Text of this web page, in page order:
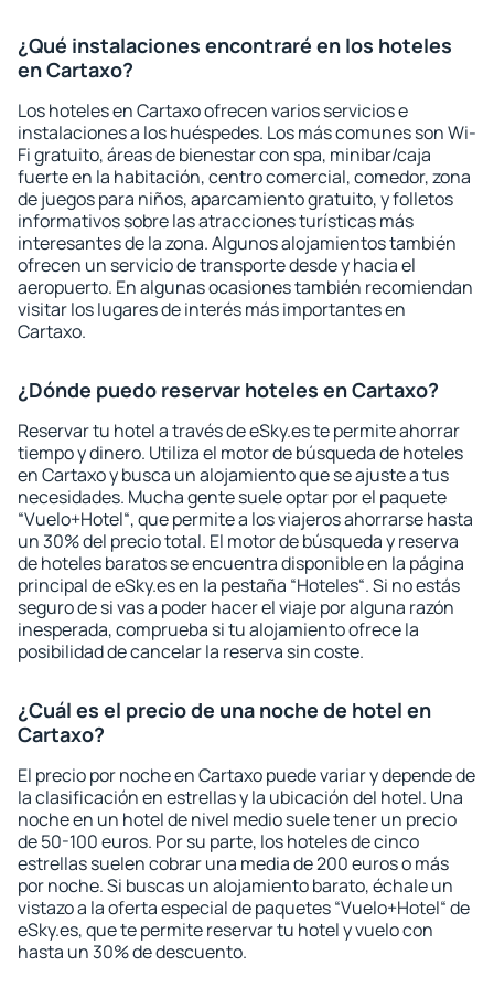
¿Qué instalaciones encontraré en los hoteles
en Cartaxo?
Los hoteles en Cartaxo ofrecen varios servicios e
instalaciones a los huéspedes. Los más comunes son Wi-
Fi gratuito, áreas de bienestar con spa, minibar/caja
fuerte en la habitación, centro comercial, comedor, zona
de juegos para niños, aparcamiento gratuito, y folletos
informativos sobre las atracciones turísticas más
interesantes de la zona. Algunos alojamientos también
ofrecen un servicio de transporte desde y hacia el
aeropuerto. En algunas ocasiones también recomiendan
visitar los lugares de interés más importantes en
Cartaxo.
¿Dónde puedo reservar hoteles en Cartaxo?
Reservar tu hotel a través de eSky.es te permite ahorrar
tiempo y dinero. Utiliza el motor de búsqueda de hoteles
en Cartaxo y busca un alojamiento que se ajuste a tus
necesidades. Mucha gente suele optar por el paquete
“Vuelo+Hotel“, que permite a los viajeros ahorrarse hasta
un 30% del precio total. El motor de búsqueda y reserva
de hoteles baratos se encuentra disponible en la página
principal de eSky.es en la pestaña “Hoteles“. Si no estás
seguro de si vas a poder hacer el viaje por alguna razón
inesperada, comprueba si tu alojamiento ofrece la
posibilidad de cancelar la reserva sin coste.
¿Cuál es el precio de una noche de hotel en
Cartaxo?
El precio por noche en Cartaxo puede variar y depende de
la clasificación en estrellas y la ubicación del hotel. Una
noche en un hotel de nivel medio suele tener un precio
de 50-100 euros. Por su parte, los hoteles de cinco
estrellas suelen cobrar una media de 200 euros o más
por noche. Si buscas un alojamiento barato, échale un
vistazo a la oferta especial de paquetes “Vuelo+Hotel“ de
eSky.es, que te permite reservar tu hotel y vuelo con
hasta un 30% de descuento.